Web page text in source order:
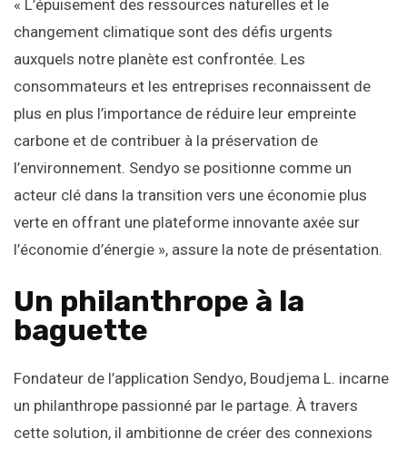
« L’épuisement des ressources naturelles et le
changement climatique sont des défis urgents
auxquels notre planète est confrontée. Les
consommateurs et les entreprises reconnaissent de
plus en plus l’importance de réduire leur empreinte
carbone et de contribuer à la préservation de
l’environnement. Sendyo se positionne comme un
acteur clé dans la transition vers une économie plus
verte en offrant une plateforme innovante axée sur
l’économie d’énergie », assure la note de présentation.
Un philanthrope à la
baguette
Fondateur de l’application Sendyo, Boudjema L. incarne
un philanthrope passionné par le partage. À travers
cette solution, il ambitionne de créer des connexions